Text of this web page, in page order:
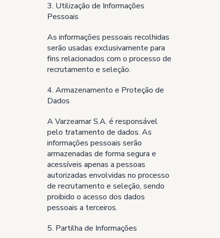
3. Utilização de Informações
Pessoais
As informações pessoais recolhidas
serão usadas exclusivamente para
fins relacionados com o processo de
recrutamento e seleção.
4. Armazenamento e Proteção de
Dados
A Varzeamar S.A. é responsável
pelo tratamento de dados. As
informações pessoais serão
armazenadas de forma segura e
acessíveis apenas a pessoas
autorizadas envolvidas no processo
de recrutamento e seleção, sendo
proibido o acesso dos dados
pessoais a terceiros.
5. Partilha de Informações